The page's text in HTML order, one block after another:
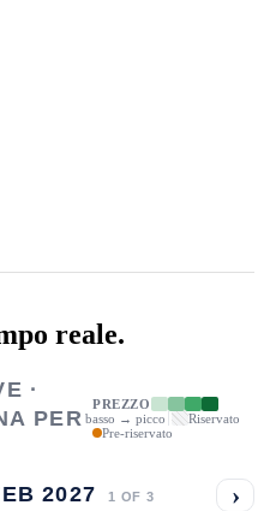
reale.
·
PER
PREZZO
basso → picco
Riservato
Pre-riservato
2027 1 OF 3 ›